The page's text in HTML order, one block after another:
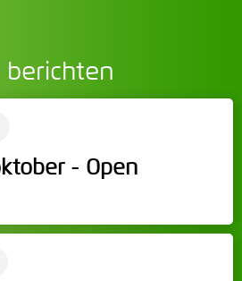
berichten
- Open